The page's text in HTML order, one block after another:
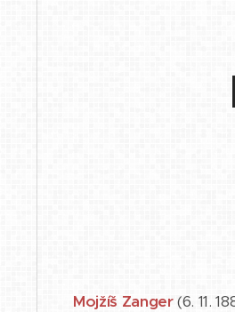
Mojžíš Zanger(6. 11.